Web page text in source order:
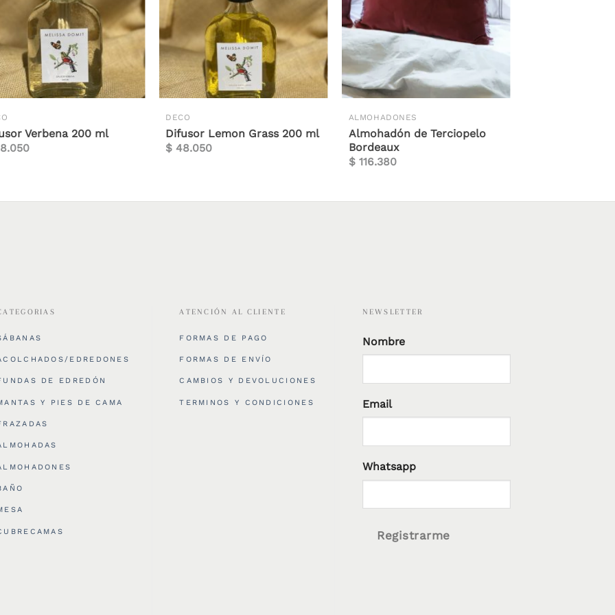
Verbena 200 ml
DECO
Difusor Lemon Grass 200 ml
$ 48.050
ALMOHADONES
Almohadón de Terciopelo
Bordeaux
$116.380
EDREDONES
DE EDREDÓN
Y PIES DE CAMA
ATENCIÓN AL CLIENTE
FORMAS DE PAGO
FORMAS DE ENVÍO
CAMBIOS Y DEVOLUCIONES
TERMINOS Y CONDICIONES
NEWSLETTER
Nombre
Email
Whatsapp
Registrarme